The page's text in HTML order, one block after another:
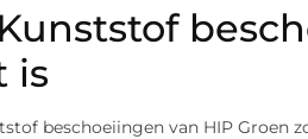
is
beschoeiingen van HIP Groen